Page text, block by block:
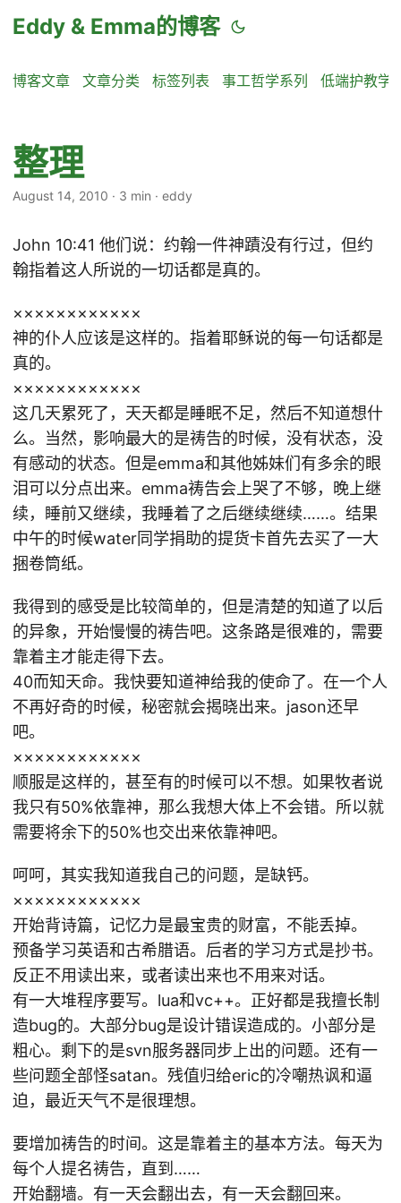
Eddy & Emma的博客
博客文章 文章分类 标签列表 事工哲学系列 低端护教学
整理
August 14, 2010 · 3 min · eddy
John 10:41 他们说：约翰一件神蹟没有行过，但约
翰指着这人所说的一切话都是真的。
××××××××××××
神的仆人应该是这样的。指着耶稣说的每一句话都是
真的。
××××××××××××
这几天累死了，天天都是睡眠不足，然后不知道想什
么。当然，影响最大的是祷告的时候，没有状态，没
有感动的状态。但是emma和其他姊妹们有多余的眼
泪可以分点出来。emma祷告会上哭了不够，晚上继
续，睡前又继续，我睡着了之后继续继续……。结果
中午的时候water同学捐助的提货卡首先去买了一大
捆卷筒纸。
我得到的感受是比较简单的，但是清楚的知道了以后
的异象，开始慢慢的祷告吧。这条路是很难的，需要
靠着主才能走得下去。
40而知天命。我快要知道神给我的使命了。在一个人
不再好奇的时候，秘密就会揭晓出来。jason还早
吧。
××××××××××××
顺服是这样的，甚至有的时候可以不想。如果牧者说
我只有50%依靠神，那么我想大体上不会错。所以就
需要将余下的50%也交出来依靠神吧。
呵呵，其实我知道我自己的问题，是缺钙。
××××××××××××
开始背诗篇，记忆力是最宝贵的财富，不能丢掉。
预备学习英语和古希腊语。后者的学习方式是抄书。
反正不用读出来，或者读出来也不用来对话。
有一大堆程序要写。lua和vc++。正好都是我擅长制
造bug的。大部分bug是设计错误造成的。小部分是
粗心。剩下的是svn服务器同步上出的问题。还有一
些问题全部怪satan。残值归给eric的冷嘲热讽和逼
迫，最近天气不是很理想。
要增加祷告的时间。这是靠着主的基本方法。每天为
每个人提名祷告，直到……
开始翻墙。有一天会翻出去，有一天会翻回来。